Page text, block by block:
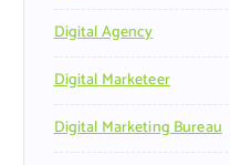
Digital Agency
Digital Marketeer
Digital Marketing Bureau